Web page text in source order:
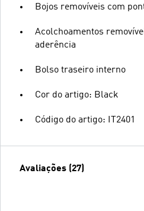
Bojos removíveis com
Acolchoamentos
aderência
Bolso traseiro interno
Cor do artigo: Black
Código do artigo: IT2401
Avaliações (27)